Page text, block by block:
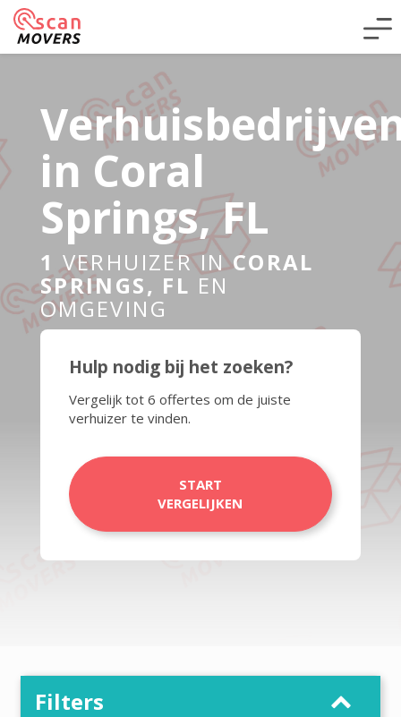
in Coral
Springs, FL
1 VERHUIZER INCORAL
SPRINGS, FL EN
OMGEVING
Hulp nodig bij het zoeken?
Vergelijk tot 6 offertes om de juiste
verhuizer te vinden.
START
VERGELIJKEN
Filters